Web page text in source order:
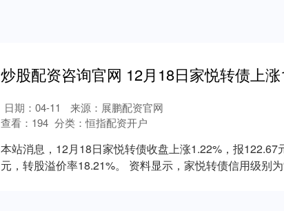
日期：04-11
来源：展鹏配资官网
查看： 194 分类：恒指配资开户
本站消息，12月18日家悦转债收盘上涨1.22%，报122.67
元，转股溢价率18.21%。 资料显示，家悦转债信用级别为